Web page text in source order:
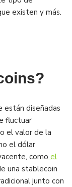
existen y más.
están diseñadas
fluctuar
el valor de la
el dólar
como el
una stablecoin
junto con